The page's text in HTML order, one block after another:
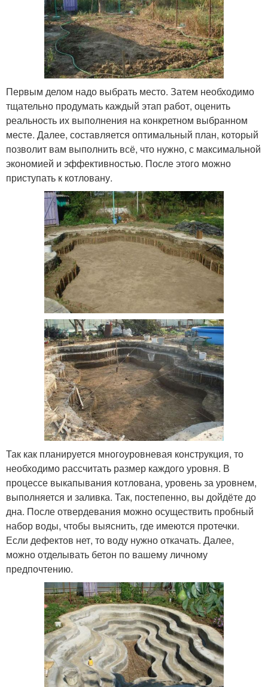
Первым делом надо выбрать место. Затем необходимо
тщательно продумать каждый этап работ, оценить
реальность их выполнения на конкретном выбранном
месте. Далее, составляется оптимальный план, который
позволит вам выполнить всё, что нужно, с максимальной
экономией и эффективностью. После этого можно
приступать к котловану.
Так как планируется многоуровневая конструкция, то
необходимо рассчитать размер каждого уровня. В
процессе выкапывания котлована, уровень за уровнем,
выполняется и заливка. Так, постепенно, вы дойдёте до
дна. После отвердевания можно осуществить пробный
набор воды, чтобы выяснить, где имеются протечки.
Если дефектов нет, то воду нужно откачать. Далее,
можно отделывать бетон по вашему личному
предпочтению.